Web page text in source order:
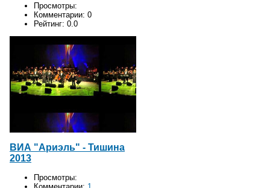
Просмотры:
Комментарии: 0
Рейтинг: 0.0
ВИА "Ариэль" - Тишина
2013
Просмотры: